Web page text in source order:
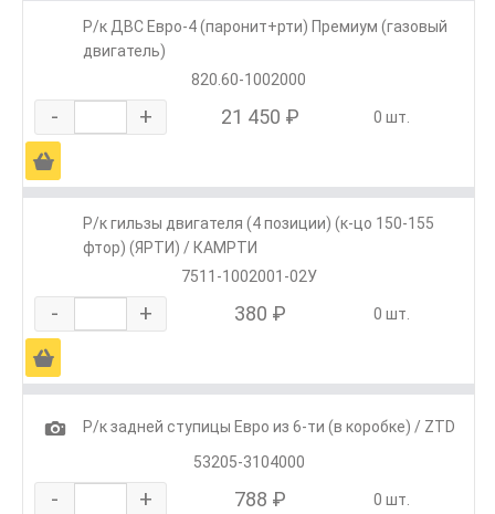
Р/к ДВС Евро-4 (паронит+рти) Премиум (газовый
двигатель)
820.60-1002000
- + 21 450 ₽ 0 шт.
Ä
Р/к гильзы двигателя (4 позиции) (к-цо 150-155
фтор) (ЯРТИ) / КАМРТИ
7511-1002001-02У
- + 380 ₽ 0 шт.
Ä
1
Р/к задней ступицы Евро из 6-ти (в коробке) / ZTD
53205-3104000
- + 788 ₽ 0 шт.